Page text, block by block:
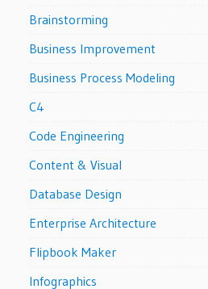
Brainstorming
Business Improvement
Business Process Modeling
C4
Code Engineering
Content & Visual
Database Design
Enterprise Architecture
Flipbook Maker
Infographics